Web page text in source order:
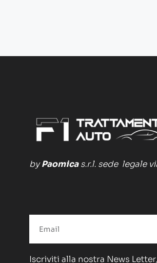
byPaomicas.r.l. sede legale
Iscriviti alla nostra News